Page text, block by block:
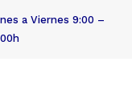
a Viernes 9:00 –